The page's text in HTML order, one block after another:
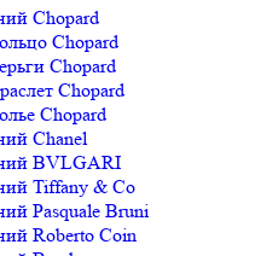
Chopard
Chopard
Chopard
Chopard
Chopard
Chanel
BVLGARI
Tiffany & Co
Pasquale Bruni
Roberto Coin